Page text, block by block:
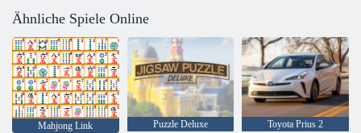
Ähnliche Spiele Online
Mahjong Link Puzzle Deluxe Toyota Prius 2